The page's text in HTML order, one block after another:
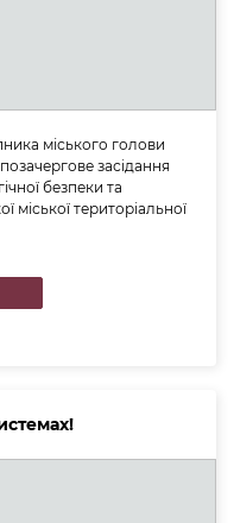
міського голови
засідання
безпеки та
міської територіальної